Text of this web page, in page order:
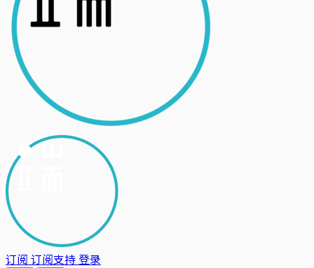
订阅 订阅支持登录